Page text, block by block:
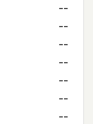
--
--
--
--
--
--
--